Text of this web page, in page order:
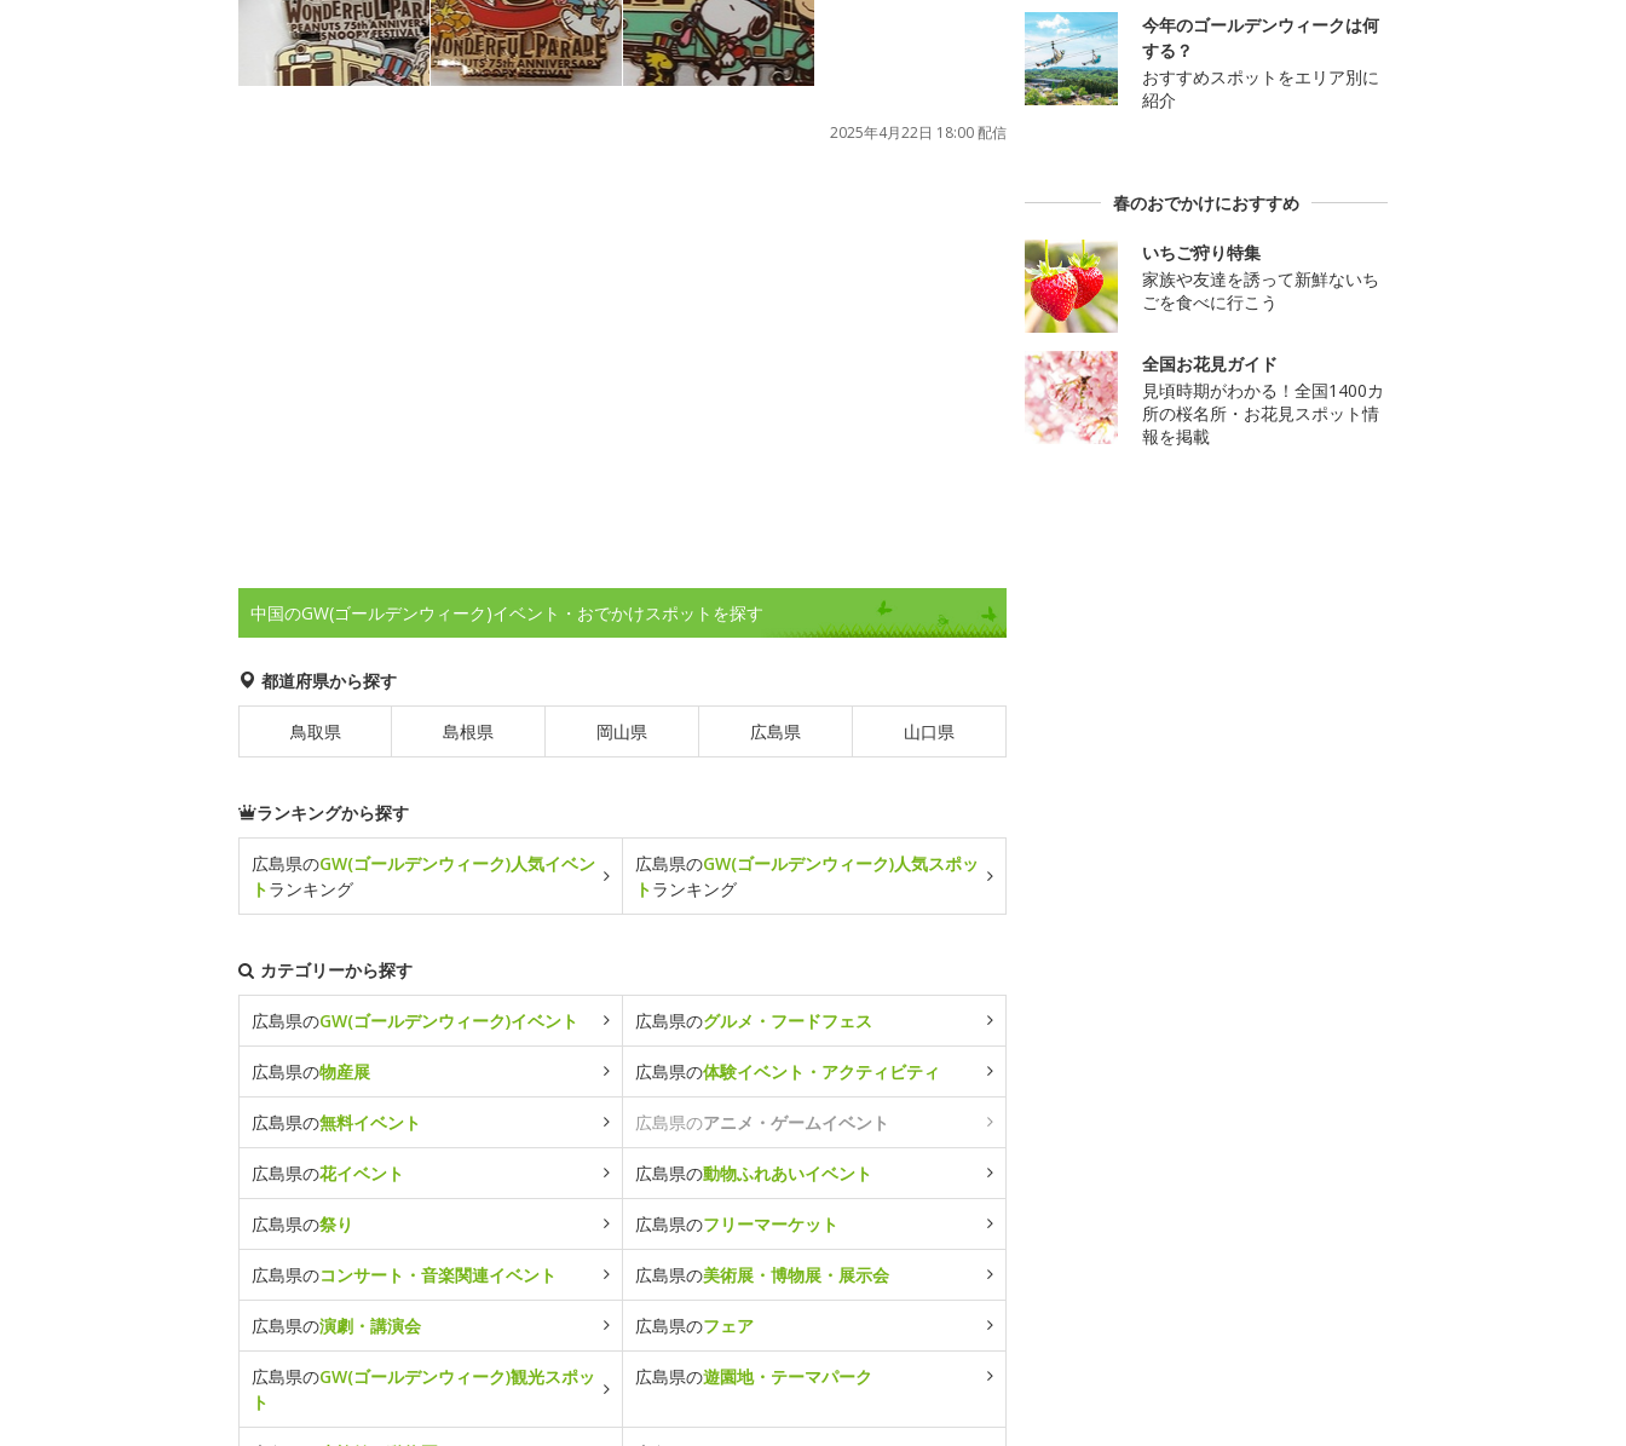
2025年4月22日 18:00 配信
中国のGW(ゴールデンウィーク)イベント・おでかけスポットを探す
都道府県から探す
鳥取県 島根県 岡山県 広島県 山口県
ランキングから探す
広島県のGW(ゴールデンウィーク)人気イベン
トランキング
広島県のGW(ゴールデンウィーク)人気スポッ
トランキング
カテゴリーから探す
広島県のGW(ゴールデンウィーク)イベント 広島県のグルメ・フードフェス
広島県の物産展 広島県の体験イベント・アクティビティ
広島県の無料イベント 広島県のアニメ・ゲームイベント
広島県の花イベント 広島県の動物ふれあいイベント
広島県の祭り 広島県のフリーマーケット
広島県のコンサート・音楽関連イベント 広島県の美術展・博物展・展示会
広島県の演劇・講演会 広島県のフェア
広島県のGW(ゴールデンウィーク)観光スポッ
ト
広島県の遊園地・テーマパーク
今年のゴールデンウィークは何
する？
おすすめスポットをエリア別に
紹介
春のおでかけにおすすめ
いちご狩り特集
家族や友達を誘って新鮮ないち
ごを食べに行こう
全国お花見ガイド
見頃時期がわかる！全国1400カ
所の桜名所・お花見スポット情
報を掲載